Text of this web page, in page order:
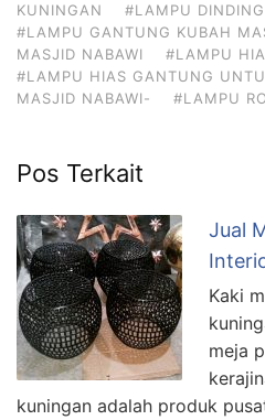
KUNINGAN
#LAMPU
#LAMPU GANTUNG KUBAH
MASJID NABAWI
#LAMPU
#LAMPU HIAS GANTUNG
MASJID NABAWI-
#LAMPU
Pos Terkait
Jual
Kaki
meja
kuningan adalah produk